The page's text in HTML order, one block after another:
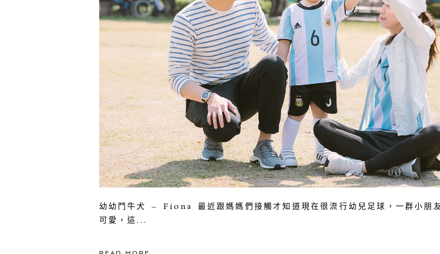
幼幼鬥牛犬 – Fiona 最近跟媽媽們接觸才知道現在很流行幼兒足球，一群小朋
可愛，這...